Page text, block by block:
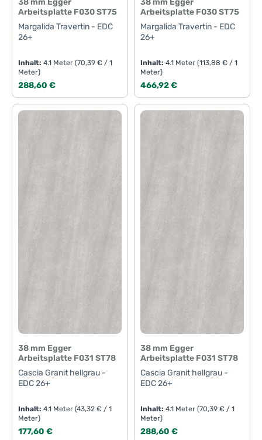
Arbeitsplatte F030 ST75
Margalida Travertin - EDC
26+
Inhalt:4.1 Meter(70,39 € / 1
Meter)
Regulärer Preis:
288,60 €
Arbeitsplatte F030 ST75
Margalida Travertin - EDC
26+
Inhalt:4.1 Meter(113,88 € / 1
Meter)
Regulärer Preis:
466,92 €
38 mm Egger
Arbeitsplatte F031 ST78
Cascia Granit hellgrau -
EDC 26+
Inhalt:4.1 Meter(43,32 € / 1
Meter)
Regulärer Preis:
177,60 €
38 mm Egger
Arbeitsplatte F031 ST78
Cascia Granit hellgrau -
EDC 26+
Inhalt:4.1 Meter(70,39 € / 1
Meter)
Regulärer Preis:
288,60 €